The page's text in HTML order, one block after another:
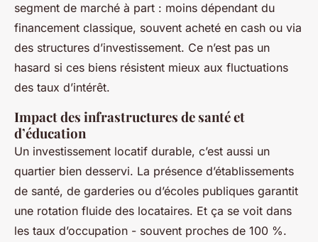
segment de marché à part : moins dépendant du
financement classique, souvent acheté en cash ou via
des structures d’investissement. Ce n’est pas un
hasard si ces biens résistent mieux aux fluctuations
des taux d’intérêt.
Impact des infrastructures de santé et
d’éducation
Un investissement locatif durable, c’est aussi un
quartier bien desservi. La présence d’établissements
de santé, de garderies ou d’écoles publiques garantit
une rotation fluide des locataires. Et ça se voit dans
les taux d’occupation - souvent proches de 100 %.